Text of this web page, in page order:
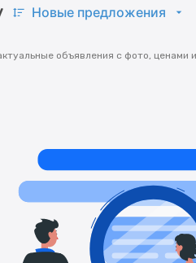
Новые предложения
объявления с фото,